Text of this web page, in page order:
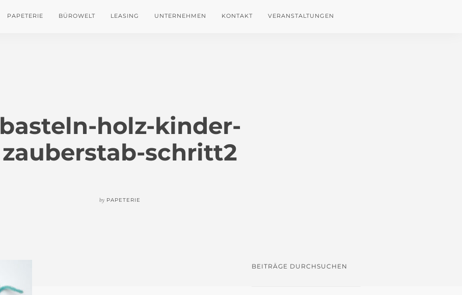
PAPETERIE BÜROWELT LEASING UNTERNEHMEN KONTAKT VERANSTALTUNGEN
basteln-holz-kinder-
zauberstab-schritt2
by PAPETERIE
BEITRÄGE DURCHSUCHEN